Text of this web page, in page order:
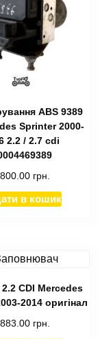
ABS 9389
Sprinter 2000-
2.2 / 2.7 cdi
грн.
в кошик
CDI Mercedes
2014 оригінал
грн.